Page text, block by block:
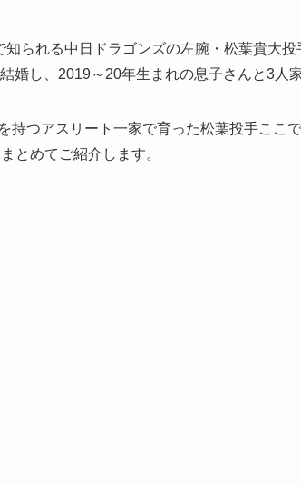
知られる中日ドラゴンズの左腕・松葉貴大
婚し、2019～20年生まれの息子さんと3人
持つアスリート一家で育った松葉投手ここ
とめてご紹介します。